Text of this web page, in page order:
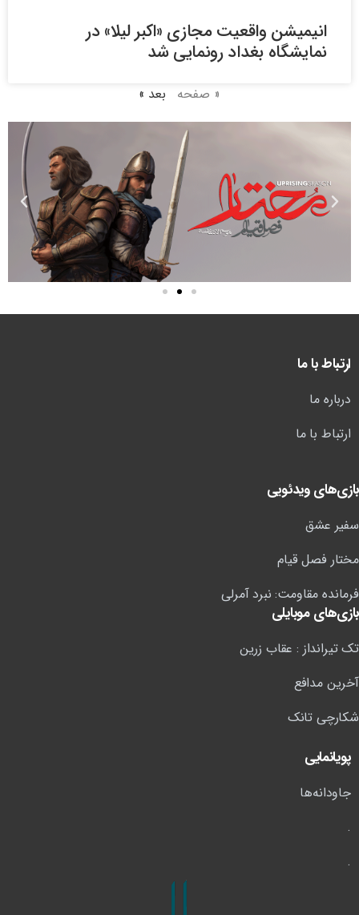
« صفحه بعد »
ارتباط با ما
بازی‌های ویدئویی
مختار فصل قیام
فرمانده مقاومت: نبرد آمرلی
آخرین مدافع
شکارچی تانک
پویانمایی
جاودانه‌ها
.
.